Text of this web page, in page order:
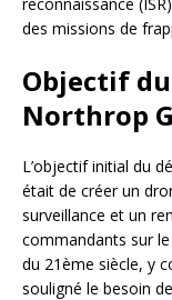
des missions de
Objectif
Northrop
L’objectif initial du
était de créer un
surveillance et un
commandants sur
du 21ème siècle, y
souligné le besoin